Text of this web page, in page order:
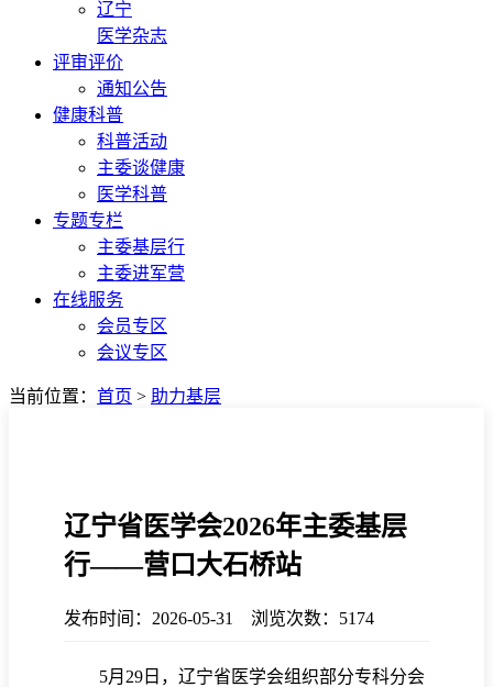
辽宁
医学杂志
评审评价
通知公告
健康科普
科普活动
主委谈健康
医学科普
专题专栏
主委基层行
主委进军营
在线服务
会员专区
会议专区
当前位置： 首页 > 助力基层
辽宁省医学会2026年主委基层
行——营口大石桥站
发布时间：2026-05-31 浏览次数：5174
5月29日，辽宁省医学会组织部分专科分会